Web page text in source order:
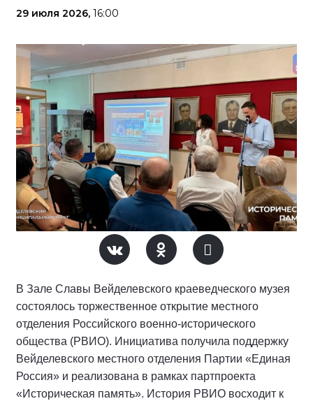
29 июля 2026, 16:00
В Зале Славы Вейделевского краеведческого музея
состоялось торжественное открытие местного
отделения Российского военно-исторического
общества (РВИО). Инициатива получила поддержку
Вейделевского местного отделения Партии «Единая
Россия» и реализована в рамках партпроекта
«Историческая память». История РВИО восходит к